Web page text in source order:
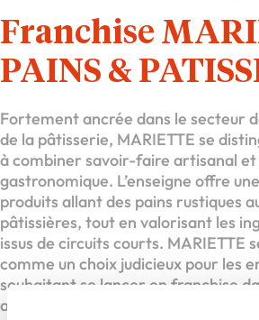
Franchise
PAINS &
Fortement ancrée dans le secteur
de la pâtisserie, MARIETTE se
à combiner savoir-faire artisanal
gastronomique. L’enseigne offre
produits allant des pains rustiques
pâtissières, tout en valorisant les
issus de circuits courts. MARIETTE
comme un choix judicieux pour les
souhaitant se lancer en franchise
allie passion, créativité et savoir-